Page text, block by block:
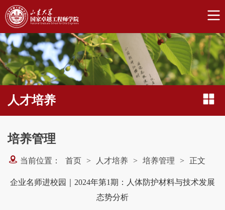
人才培养
培养管理
当前位置： 首页 > 人才培养 > 培养管理 > 正文
企业名师进校园｜2024年第1期：人体防护材料与技术发展
态势分析